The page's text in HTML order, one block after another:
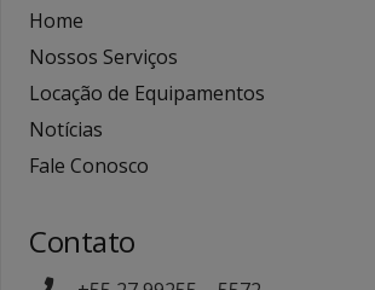
Home
Nossos Serviços
Locação de Equipamentos
Notícias
Fale Conosco
Contato